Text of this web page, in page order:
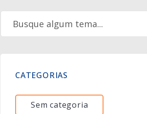
CATEGORIAS
Sem categoria